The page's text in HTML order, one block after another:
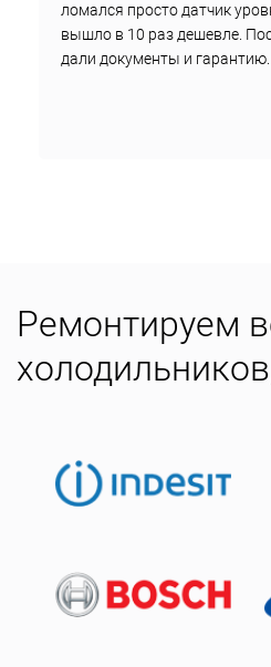
ломался просто датчик
вышло в 10 раз дешевле.
дали документы и
Ремонтируем